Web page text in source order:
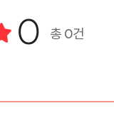
0 총 0건